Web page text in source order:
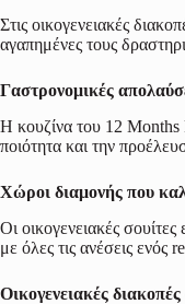
Στις οικογενειακές
αγαπημένες τους
Γαστρονομικές
Η κουζίνα του 12 Months
ποιότητα και την
Χώροι διαμονής που
Οι οικογενειακές
με όλες τις ανέσεις ενός
Οικογενειακές